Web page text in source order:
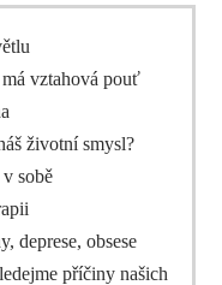
vztahová pouť
životní smysl?
sobě
deprese, obsese
příčiny našich